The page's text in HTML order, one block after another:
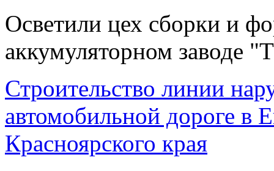
Осветили цех сборки и
аккумуляторном заводе
Строительство линии
автомобильной дороге в
Красноярского края